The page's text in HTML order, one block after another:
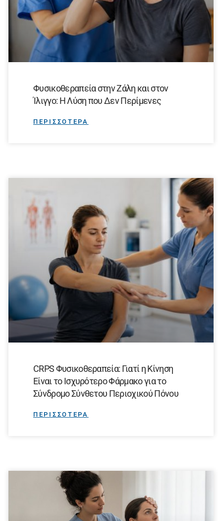
Φυσικοθεραπεία στην Ζάλη και στον
Ίλιγγο: Η Λύση που Δεν Περίμενες
ΠΕΡΙΣΣΟΤΕΡΑ
CRPS Φυσικοθεραπεία: Γιατί η Κίνηση
Είναι το Ισχυρότερο Φάρμακο για το
Σύνδρομο Σύνθετου Περιοχικού Πόνου
ΠΕΡΙΣΣΟΤΕΡΑ